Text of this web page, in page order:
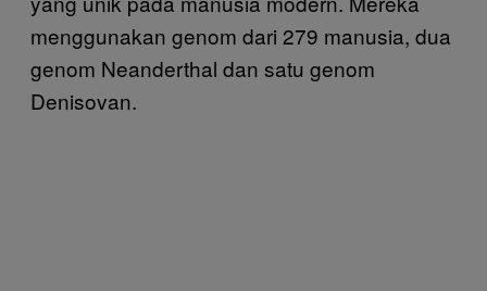
menggunakan genom dari 279 manusia, dua
genom Neanderthal dan satu genom
Denisovan.